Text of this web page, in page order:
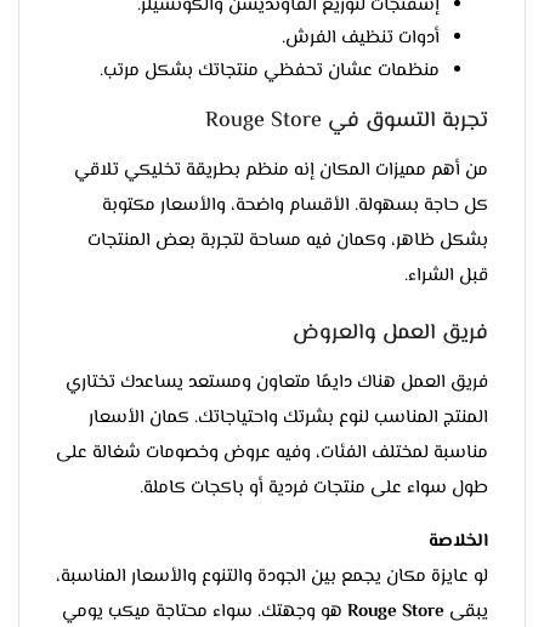
أدوات تنظيف الفرش.
منظمات عشان تحفظي منتجاتك بشكل مرتب.
تجربة التسوق في Rouge Store
من أهم مميزات المكان إنه منظم بطريقة تخليكي تلاقي
كل حاجة بسهولة. الأقسام واضحة، والأسعار مكتوبة
بشكل ظاهر، وكمان فيه مساحة لتجربة بعض المنتجات
قبل الشراء.
فريق العمل والعروض
فريق العمل هناك دايمًا متعاون ومستعد يساعدك تختاري
المنتج المناسب لنوع بشرتك واحتياجاتك. كمان الأسعار
مناسبة لمختلف الفئات، وفيه عروض وخصومات شغالة على
طول سواء على منتجات فردية أو باكجات كاملة.
الخلاصة
لو عايزة مكان يجمع بين الجودة والتنوع والأسعار المناسبة،
يبقى Rouge Store هو وجهتك. سواء محتاجة ميكب يومي